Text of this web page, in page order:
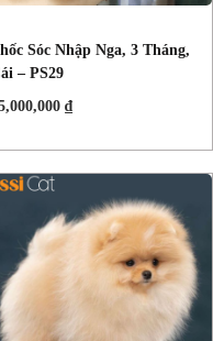
Sóc Nhập Nga, 3 Tháng,
– PS29
₫